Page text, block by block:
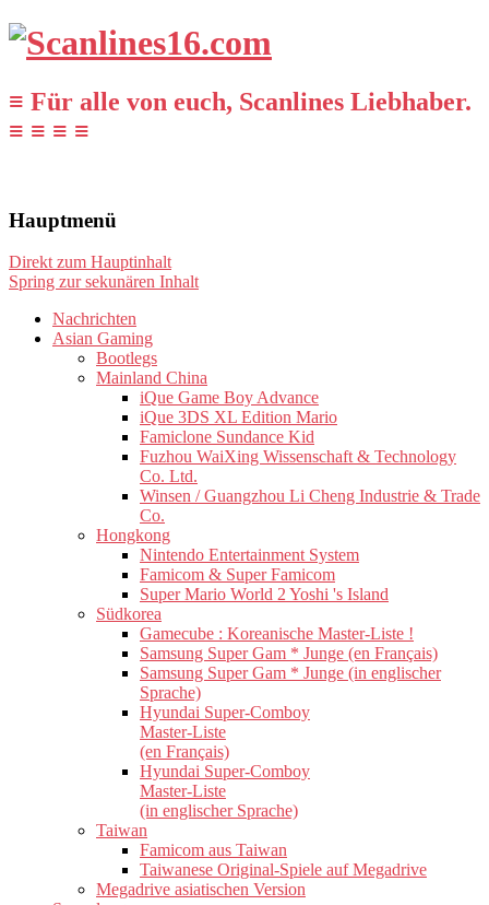
≡ Für alle von euch, Scanlines Liebhaber.
≡ ≡ ≡ ≡
Hauptmenü
Direkt zum Hauptinhalt
Spring zur sekunären Inhalt
Nachrichten
Asian Gaming
Bootlegs
Mainland China
iQue Game Boy Advance
iQue 3DS XL Edition Mario
Famiclone Sundance Kid
Fuzhou WaiXing Wissenschaft & Technology
Co. Ltd.
Winsen / Guangzhou Li Cheng Industrie & Trade
Co.
Hongkong
Nintendo Entertainment System
Famicom & Super Famicom
Super Mario World 2 Yoshi 's Island
Südkorea
Gamecube : Koreanische Master-Liste !
Samsung Super Gam * Junge (en Français)
Samsung Super Gam * Junge (in englischer
Sprache)
Hyundai Super-Comboy
Master-Liste
(en Français)
Hyundai Super-Comboy
Master-Liste
(in englischer Sprache)
Taiwan
Famicom aus Taiwan
Taiwanese Original-Spiele auf Megadrive
Megadrive asiatischen Version